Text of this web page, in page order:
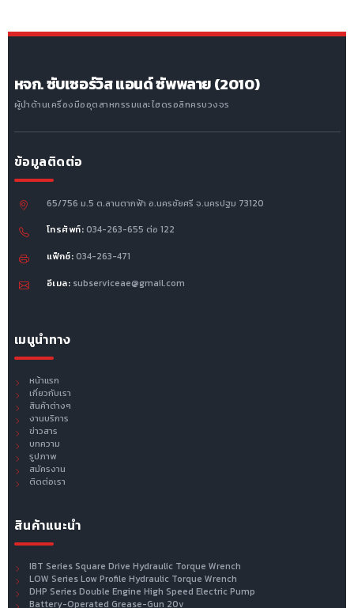
หจก. ซับเซอร์วิส แอนด์ ซัพพลาย (2010)
ผู้นำด้านเครื่องมืออุตสาหกรรมและไฮดรอลิกครบวงจร
ข้อมูลติดต่อ
65/756 ม.5 ต.ลานตากฟ้า อ.นครชัยศรี จ.นครปฐม 73120
โทรศัพท์: 034-263-655 ต่อ 122
แฟ็กซ์: 034-263-471
อีเมล: subserviceae@gmail.com
เมนูนำทาง
หน้าแรก
เกี่ยวกับเรา
สินค้าต่างๆ
งานบริการ
ข่าวสาร
บทความ
รูปภาพ
สมัครงาน
ติดต่อเรา
สินค้าแนะนำ
IBT Series Square Drive Hydraulic Torque Wrench
LOW Series Low Profile Hydraulic Torque Wrench
DHP Series Double Engine High Speed Electric Pump
Battery-Operated Grease-Gun 20v